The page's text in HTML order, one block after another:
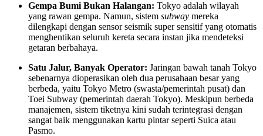
Gempa Bumi Bukan Halangan: Tokyo adalah wilayah
yang rawan gempa. Namun, sistem subway mereka
dilengkapi dengan sensor seismik super sensitif yang otomatis
menghentikan seluruh kereta secara instan jika mendeteksi
getaran berbahaya.
Satu Jalur, Banyak Operator: Jaringan bawah tanah Tokyo
sebenarnya dioperasikan oleh dua perusahaan besar yang
berbeda, yaitu Tokyo Metro (swasta/pemerintah pusat) dan
Toei Subway (pemerintah daerah Tokyo). Meskipun berbeda
manajemen, sistem tiketnya kini sudah terintegrasi dengan
sangat baik menggunakan kartu pintar seperti Suica atau
Pasmo.